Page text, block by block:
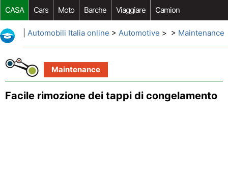
CASA Cars Moto Barche Viaggiare Camion
Riparazione Auto Acquisto Auto Car Opzioni Aftermarket
Automobili Italia online > Automotive > > Maintenance
Maintenance
Facile rimozione dei tappi di congelamento